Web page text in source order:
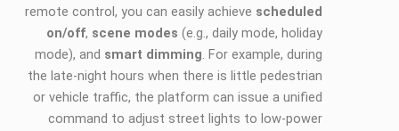
remote control, you can easily achieve scheduled
on/off, scene modes (e.g., daily mode, holiday
mode), and smart dimming. For example, during
the late-night hours when there is little pedestrian
or vehicle traffic, the platform can issue a unified
command to adjust street lights to low-power